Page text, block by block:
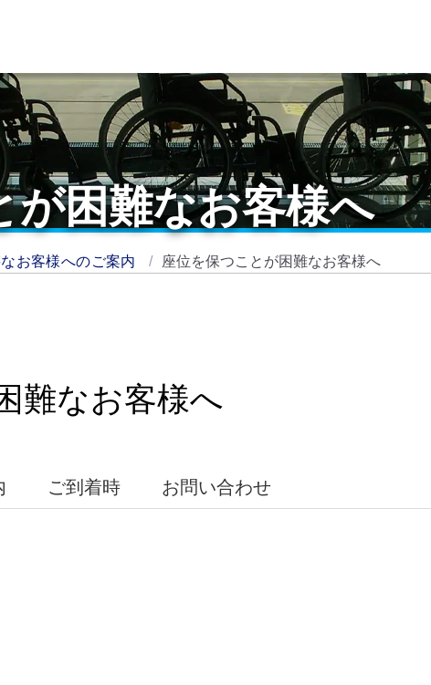
が困難なお客様へ
お客様へのご案内 座位を保つことが困難なお客様へ
難なお客様へ
ご到着時 お問い合わせ